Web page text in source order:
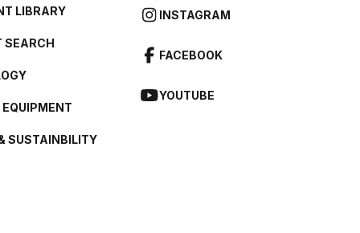
LIBRARY
SEARCH
SUSTAINBILITY
INSTAGRAM
FACEBOOK
YOUTUBE